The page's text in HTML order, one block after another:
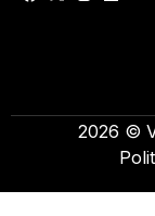
2026 ©